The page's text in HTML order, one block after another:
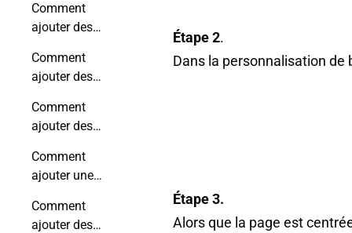
flipbook ?
Comment
ajouter des
flipbook en
ligne ?
Comment
ajouter des
votre
publication ?
Comment
ajouter des
publication
numérique ?
Comment
ajouter une
produit ?
Comment
ajouter des
Étape 2.
Dans la personnalisation
Étape 3.
Alors que la page est